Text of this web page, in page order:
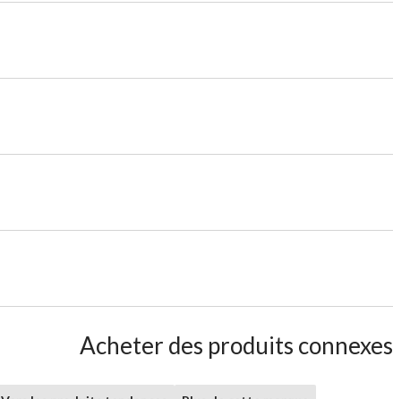
Acheter des produits connexes